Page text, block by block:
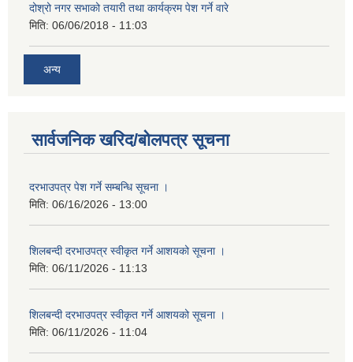
दोश्रो नगर सभाको तयारी तथा कार्यक्रम पेश गर्ने वारे
मिति: 06/06/2018 - 11:03
अन्य
सार्वजनिक खरिद/बोलपत्र सूचना
दरभाउपत्र पेश गर्ने सम्बन्धि सूचना ।
मिति: 06/16/2026 - 13:00
शिलबन्दी दरभाउपत्र स्वीकृत गर्ने आशयको सूचना ।
मिति: 06/11/2026 - 11:13
शिलबन्दी दरभाउपत्र स्वीकृत गर्ने आशयको सूचना ।
मिति: 06/11/2026 - 11:04